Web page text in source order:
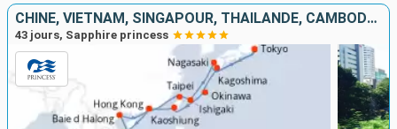
CHINE, VIETNAM, SINGAPOUR, THAÏLANDE, CAMBODGE, MALAISIE, TAÏWAN, JAPON
43 jours, Sapphire princess